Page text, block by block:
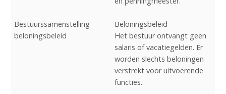
Bestuurssamenstelling
beloningsbeleid
​Beloningsbeleid
Het bestuur ontvangt geen
salaris of vacatiegelden. Er
worden slechts beloningen
verstrekt voor uitvoerende
functies.